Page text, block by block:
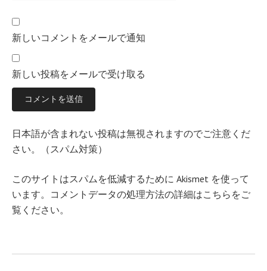
新しいコメントをメールで通知
新しい投稿をメールで受け取る
日本語が含まれない投稿は無視されますのでご注意くだ
さい。（スパム対策）
このサイトはスパムを低減するために Akismet を使って
います。 コメントデータの処理方法の詳細はこちらをご
覧ください。